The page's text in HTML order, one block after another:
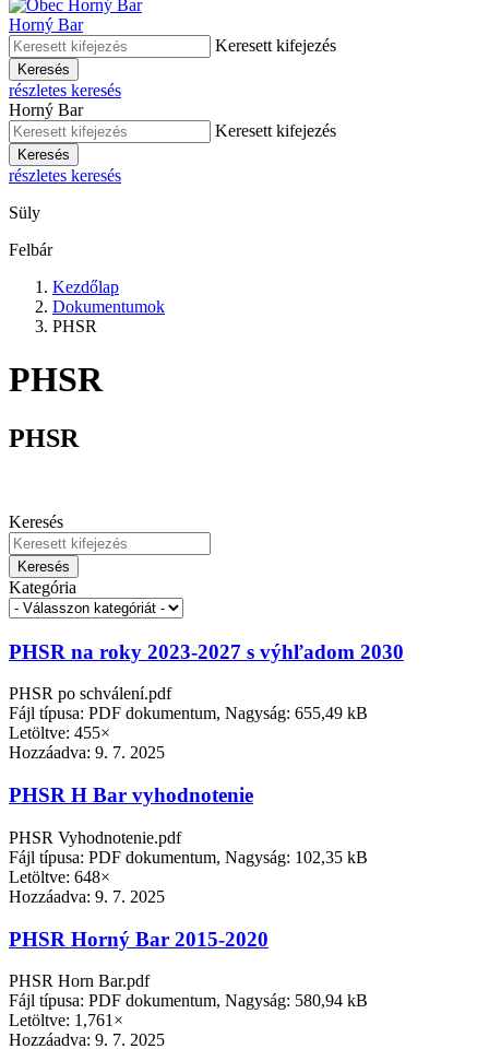
Horný Bar
Keresett kifejezés
Keresés
részletes keresés
Horný Bar
Keresett kifejezés
Keresés
részletes keresés
Süly
Felbár
Kezdőlap
Dokumentumok
PHSR
PHSR
PHSR
Keresés
Keresés
Kategória
PHSR na roky 2023-2027 s výhľadom 2030
PHSR po schválení.pdf
Fájl típusa: PDF dokumentum, Nagyság: 655,49 kB
Letöltve: 455×
Hozzáadva: 9. 7. 2025
PHSR H Bar vyhodnotenie
PHSR Vyhodnotenie.pdf
Fájl típusa: PDF dokumentum, Nagyság: 102,35 kB
Letöltve: 648×
Hozzáadva: 9. 7. 2025
PHSR Horný Bar 2015-2020
PHSR Horn Bar.pdf
Fájl típusa: PDF dokumentum, Nagyság: 580,94 kB
Letöltve: 1,761×
Hozzáadva: 9. 7. 2025